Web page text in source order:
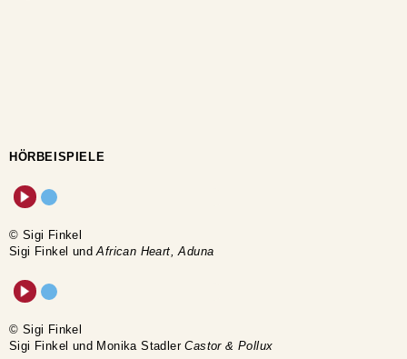
HÖRBEISPIELE
© Sigi Finkel
Sigi Finkel undAfrican Heart, Aduna
© Sigi Finkel
Sigi Finkel und Monika StadlerCastor & Pollux